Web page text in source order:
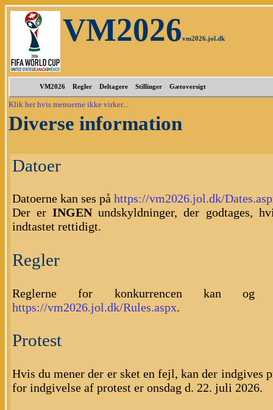
VM2026vm2026.jol.dk
VM2026 Regler Deltagere Stillinger Gætoversigt
Klik her hvis menuerne ikke virker...
Diverse information
Datoer
Datoerne kan ses på https://vm2026.jol.dk/
Der erINGENundskyldninger, der godtages,
indtastet rettidigt.
Regler
Reglerne for konkurrencen kan
https://vm2026.jol.dk/Rules.aspx.
Protest
Hvis du mener der er sket en fejl, kan der indgives
for indgivelse af protest er onsdag d. 22. juli 2026.